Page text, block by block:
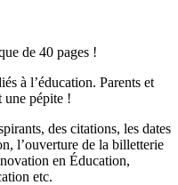
de 40 pages !
à l’éducation. Parents et
une pépite !
des citations, les dates
l’ouverture de la billetterie
en Éducation,
etc.